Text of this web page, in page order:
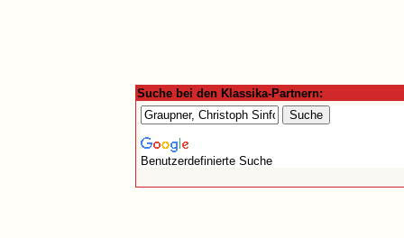
Suche bei den Klassika-Partnern:
Benutzerdefinierte Suche